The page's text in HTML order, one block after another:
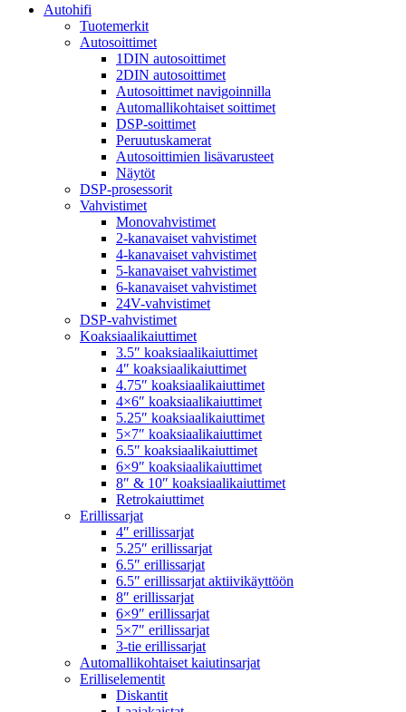
Autohifi
Tuotemerkit
Autosoittimet
1DIN autosoittimet
2DIN autosoittimet
Autosoittimet navigoinnilla
Automallikohtaiset soittimet
DSP-soittimet
Peruutuskamerat
Autosoittimien lisävarusteet
Näytöt
DSP-prosessorit
Vahvistimet
Monovahvistimet
2-kanavaiset vahvistimet
4-kanavaiset vahvistimet
5-kanavaiset vahvistimet
6-kanavaiset vahvistimet
24V-vahvistimet
DSP-vahvistimet
Koaksiaalikaiuttimet
3.5″ koaksiaalikaiuttimet
4″ koaksiaalikaiuttimet
4.75″ koaksiaalikaiuttimet
4×6″ koaksiaalikaiuttimet
5.25″ koaksiaalikaiuttimet
5×7″ koaksiaalikaiuttimet
6.5″ koaksiaalikaiuttimet
6×9″ koaksiaalikaiuttimet
8″ & 10″ koaksiaalikaiuttimet
Retrokaiuttimet
Erillissarjat
4″ erillissarjat
5.25″ erillissarjat
6.5″ erillissarjat
6.5″ erillissarjat aktiivikäyttöön
8″ erillissarjat
6×9″ erillissarjat
5×7″ erillissarjat
3-tie erillissarjat
Automallikohtaiset kaiutinsarjat
Erilliselementit
Diskantit